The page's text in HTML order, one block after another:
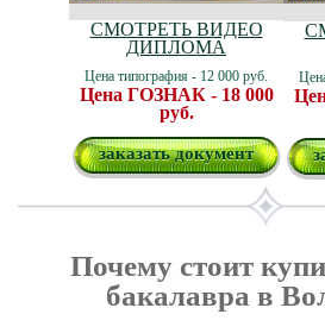
СМОТРЕТЬ ВИДЕО
ДИПЛОМА
Цена типография - 12 000 руб.
Цена ГОЗНАК - 18 000
руб.
заказать документ
Почему стоит
бакалавра в